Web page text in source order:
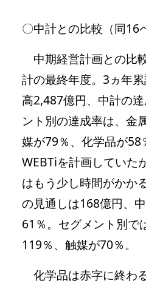
〇中計との比較（同16
中期経営計画との比
計の最終年度。3ヵ年
高2,487億円、中計の
ント別の達成率は、金
媒が79％、化学品が58
WEBTiを計画していた
はもう少し時間がかか
の見通しは168億円、
61％。セグメント別で
119％、触媒が70％。
化学品は赤字に終わ